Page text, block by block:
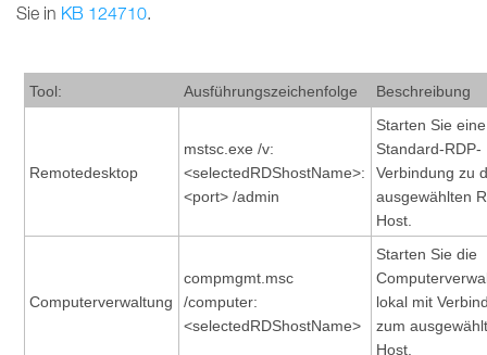
Sie in KB 124710.
Tool: Ausführungszeichenfolge Beschreibung
Remotedesktop
mstsc.exe /v:
<selectedRDShostName>:
<port> /admin
Starten Sie eine
Standard-RDP-
Verbindung zu
ausgewählten
Host.
Computerverwaltung
compmgmt.msc
/computer:
<selectedRDShostName>
Starten Sie die
lokal mit
zum
Host.